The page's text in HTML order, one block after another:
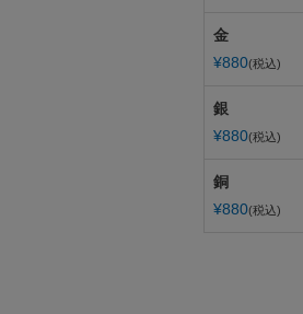
金
¥880 税込
銀
¥880 税込
銅
¥880 税込